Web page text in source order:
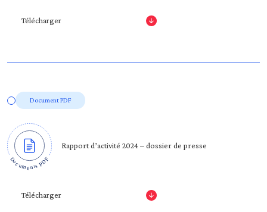
Télécharger
Document PDF
Rapport d’activité 2024 – dossier de presse
Télécharger